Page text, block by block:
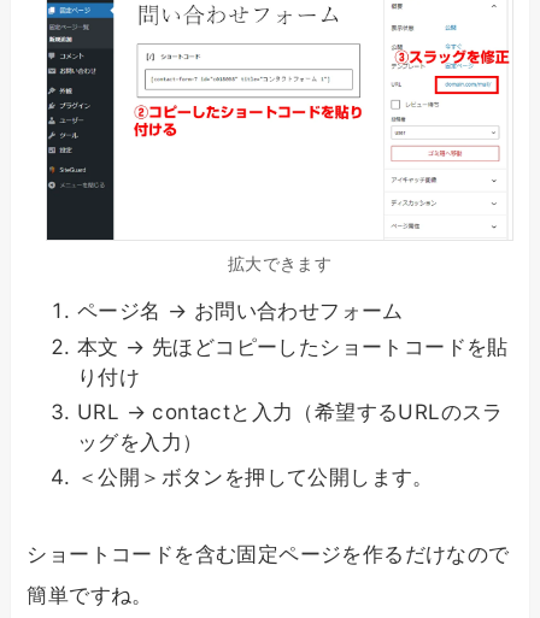
拡大できます
ページ名 → お問い合わせフォーム
本文 → 先ほどコピーしたショートコードを貼
り付け
URL → contactと入力（希望するURLのスラ
ッグを入力）
＜公開＞ボタンを押して公開します。
ショートコードを含む固定ページを作るだけなので
簡単ですね。